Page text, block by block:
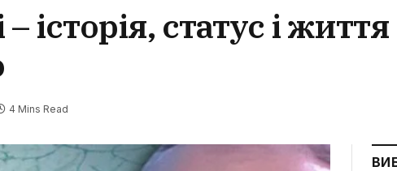
історія, статус і життя
4 Mins Read